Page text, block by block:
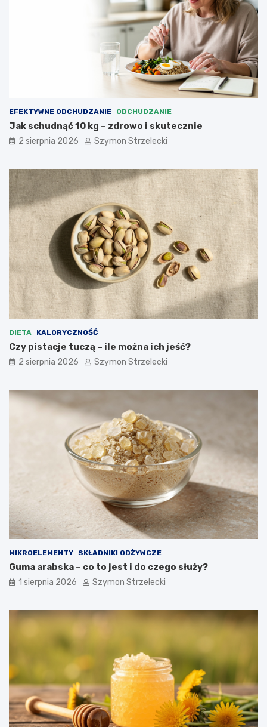
EFEKTYWNE ODCHUDZANIE ODCHUDZANIE
Jak schudnąć 10 kg – zdrowo i skutecznie
2 sierpnia 2026 Szymon Strzelecki
DIETA KALORYCZNOŚĆ
Czy pistacje tuczą – ile można ich jeść?
2 sierpnia 2026 Szymon Strzelecki
MIKROELEMENTY SKŁADNIKI ODŻYWCZE
Guma arabska – co to jest i do czego służy?
1 sierpnia 2026 Szymon Strzelecki